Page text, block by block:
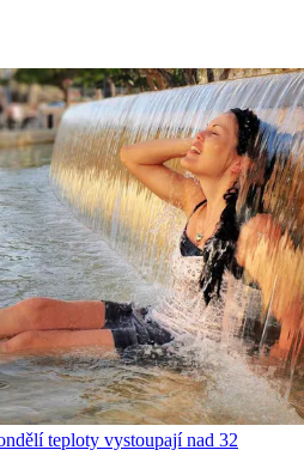
teploty vystoupají nad 32